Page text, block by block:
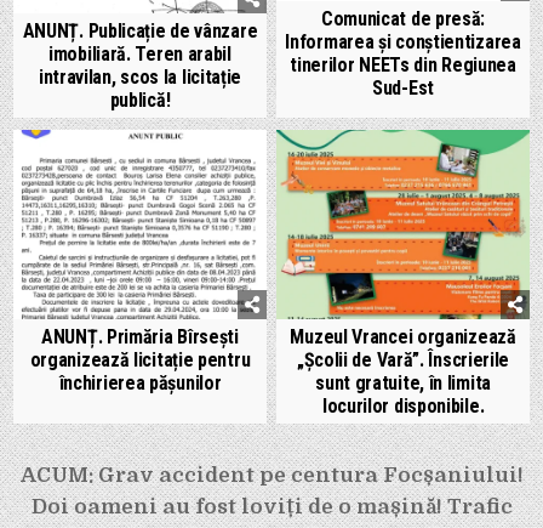
ANUNȚ. Publicație de vânzare
imobiliară. Teren arabil
intravilan, scos la licitație
publică!
Comunicat de presă:
Informarea și conștientizarea
tinerilor NEETs din Regiunea
Sud-Est
ANUNȚ. Primăria Bîrsești
organizează licitație pentru
închirierea pășunilor
Muzeul Vrancei organizează
„Școlii de Vară”. Înscrierile
sunt gratuite, în limita
locurilor disponibile.
Navigare
în
ACUM: Grav accident pe centura Focșaniului!
Doi oameni au fost loviți de o mașină! Trafic